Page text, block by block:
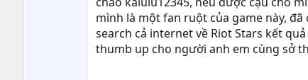
mình là một fan ruột của game này,
search cả internet về Riot Stars kết
thumb up cho người anh em cùng sở